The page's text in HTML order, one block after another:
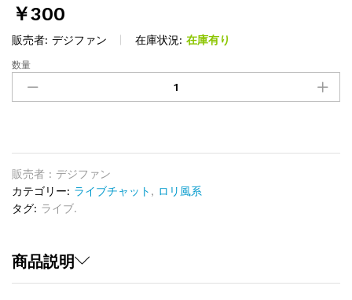
￥300
販売者: デジファン 在庫状況: 在庫有り
お
ラ
A29
quantity
数量
販売者 : デジファン
カテゴリー: ライブチャット , ロリ風系
タグ: ライブ.
商品説明